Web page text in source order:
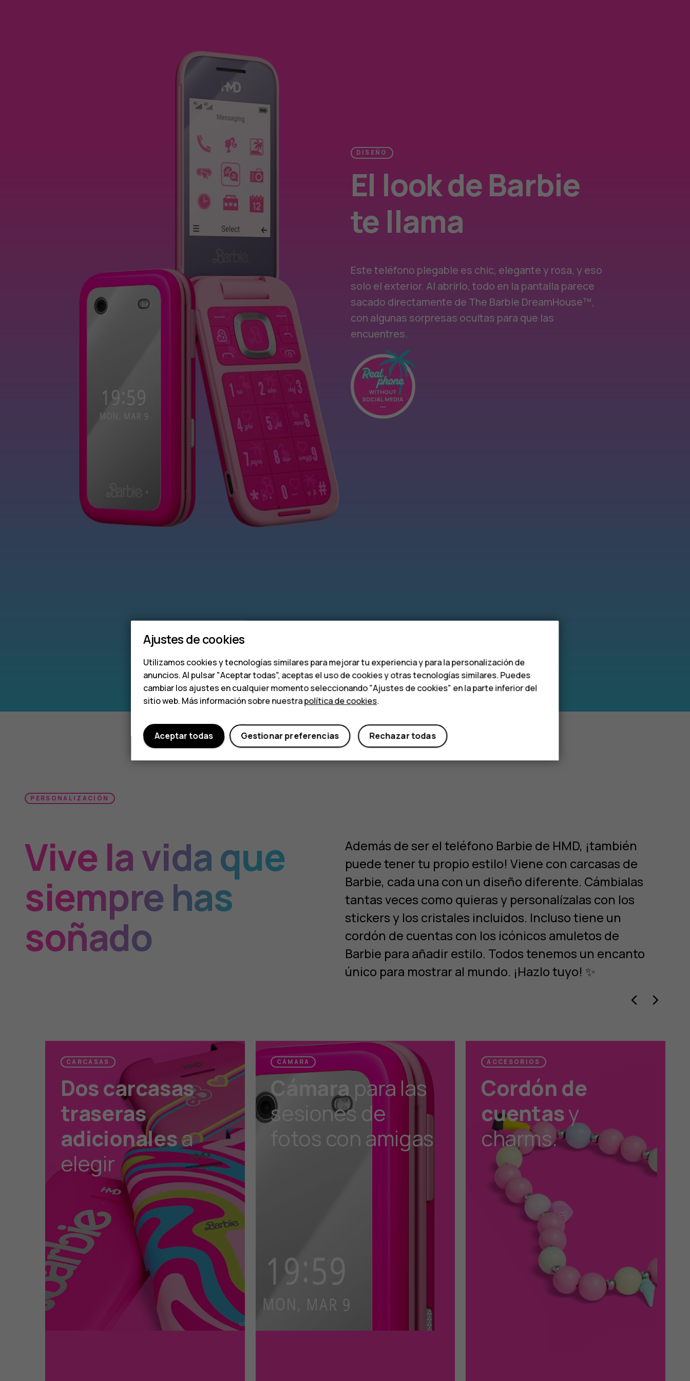
DISEÑO
El look de Barbie
te llama
Este teléfono plegable es chic, elegante y rosa, y eso
solo el exterior. Al abrirlo, todo en la pantalla parece
sacado directamente de The Barbie DreamHouse™,
con algunas sorpresas ocultas para que las
encuentres.
PERSONALIZACIÓN
Vive la vida que
siempre has
soñado
Además de ser el teléfono Barbie de HMD, ¡también
puede tener tu propio estilo! Viene con carcasas de
Barbie, cada una con un diseño diferente. Cámbialas
tantas veces como quieras y personalízalas con los
stickers y los cristales incluidos. Incluso tiene un
cordón de cuentas con los icónicos amuletos de
Barbie para añadir estilo. Todos tenemos un encanto
único para mostrar al mundo. ¡Hazlo tuyo! ✨
CARCASAS
Dos carcasas
traseras
adicionalesa
elegir
CÁMARA
Cámarapara las
sesiones de
fotos con amigas
ACCESORIOS
Cordón de
cuentasy
charms.
Ajustes de cookies
Utilizamos cookies y tecnologías similares para mejorar tu experiencia y para la personalización de
anuncios. Al pulsar "Aceptar todas", aceptas el uso de cookies y otras tecnologías similares. Puedes
cambiar los ajustes en cualquier momento seleccionando "Ajustes de cookies" en la parte inferior del
sitio web. Más información sobre nuestrapolítica de cookies.
Rechazar todas
Gestionar preferencias
Aceptar todas